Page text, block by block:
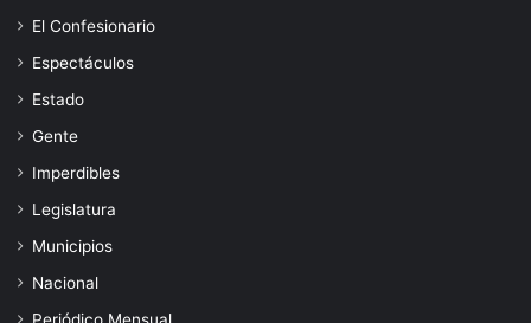
El Confesionario
Espectáculos
Estado
Gente
Imperdibles
Legislatura
Municipios
Nacional